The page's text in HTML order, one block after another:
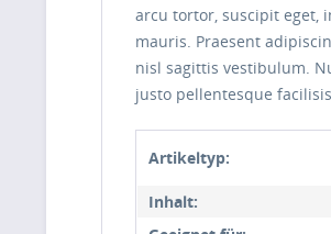
arcu tortor, suscipit eget,
mauris. Praesent
nisl sagittis vestibulum.
justo pellentesque
Artikeltyp:
Inhalt: